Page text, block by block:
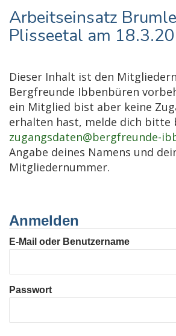
Arbeitseinsatz
Plisseetal am
Dieser Inhalt ist den
Bergfreunde Ibbenbüren
ein Mitglied bist aber keine
erhalten hast, melde dich bitte
zugangsdaten@bergfreunde-
Angabe deines Namens und
Mitgliedernummer.
Anmelden
E-Mail oder Benutzername
Passwort